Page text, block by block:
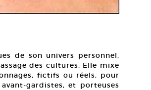
de son univers personnel,
des cultures. Elle mixe
fictifs ou réels, pour
gardistes, et porteuses